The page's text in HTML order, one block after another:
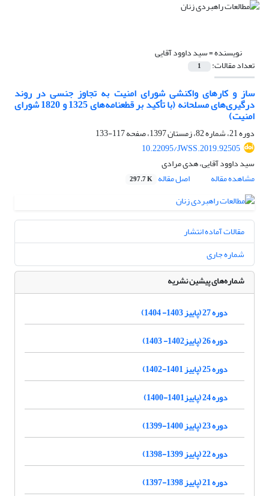
نویسنده =سید داوود آقایی
تعداد مقالات: 1
ساز و کارهای واکنشی شورای امنیت به تجاوز جنسی در روند
درگیری‌های مسلحانه (با تأکید بر قطعنامه‌های 1325 و 1820 شورای
امنیت)
دوره 21، شماره 82، زمستان 1397، صفحه
117-133
10.22095/JWSS.2019.92505
سید داوود آقایی، هدی مرادی
مشاهده مقاله
اصل مقاله 297.7 K
مقالات آماده انتشار
شماره جاری
شماره‌های پیشین نشریه
دوره 27 (پاییز 1403- 1404)
دوره 26 (پاییز1402- 1403)
دوره 25 (پاییز 1401-1402)
دوره 24 (پاییز1401-1400)
دوره 23 (پاییز 1400-1399)
دوره 22 (پاییز 1399-1398)
دوره 21 (پاییز 1398-1397)